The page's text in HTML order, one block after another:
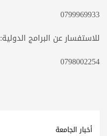
0799969933
للاستفسار عن البرامج الدولية:
0798002254
أخبار الجامعة